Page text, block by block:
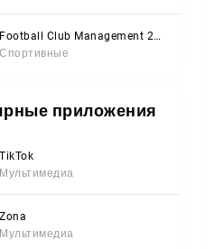
Football Club Management 2023
Спортивные
приложения
TikTok
Мультимедиа
Zona
Мультимедиа